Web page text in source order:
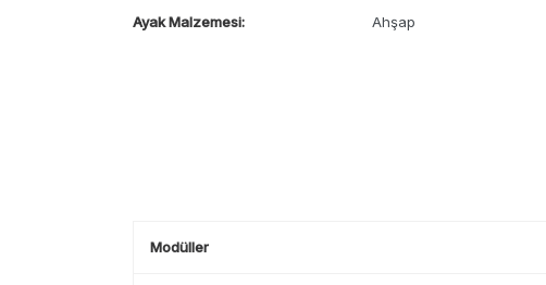
Ayak Malzemesi: Ahşap
Modüller